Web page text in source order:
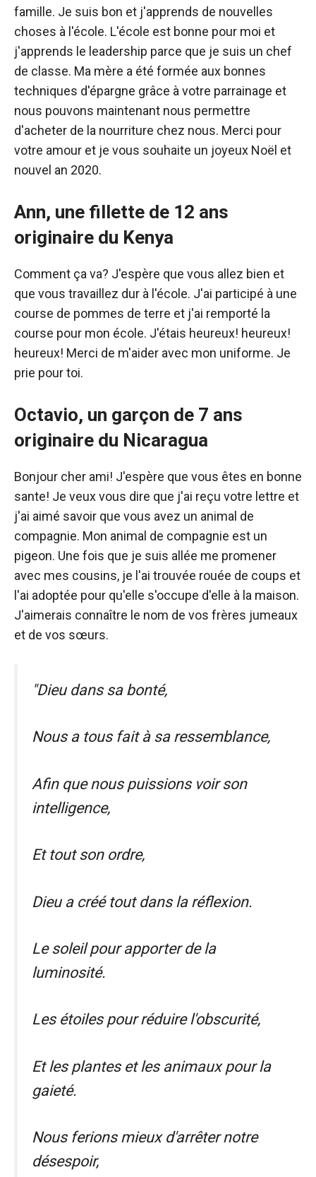
famille. Je suis bon et j'apprends de nouvelles
choses à l'école. L'école est bonne pour moi et
j'apprends le leadership parce que je suis un chef
de classe. Ma mère a été formée aux bonnes
techniques d'épargne grâce à votre parrainage et
nous pouvons maintenant nous permettre
d'acheter de la nourriture chez nous. Merci pour
votre amour et je vous souhaite un joyeux Noël et
nouvel an 2020.
Ann, une fillette de 12 ans
originaire du Kenya
Comment ça va? J'espère que vous allez bien et
que vous travaillez dur à l'école. J'ai participé à une
course de pommes de terre et j'ai remporté la
course pour mon école. J'étais heureux! heureux!
heureux! Merci de m'aider avec mon uniforme. Je
prie pour toi.
Octavio, un garçon de 7 ans
originaire du Nicaragua
Bonjour cher ami! J'espère que vous êtes en bonne
sante! Je veux vous dire que j'ai reçu votre lettre et
j'ai aimé savoir que vous avez un animal de
compagnie. Mon animal de compagnie est un
pigeon. Une fois que je suis allée me promener
avec mes cousins, je l'ai trouvée rouée de coups et
l'ai adoptée pour qu'elle s'occupe d'elle à la maison.
J'aimerais connaître le nom de vos frères jumeaux
et de vos sœurs.
"Dieu dans sa bonté,
Nous a tous fait à sa ressemblance,
Afin que nous puissions voir son
intelligence,
Et tout son ordre,
Dieu a créé tout dans la réflexion.
Le soleil pour apporter de la
luminosité.
Les étoiles pour réduire l'obscurité,
Et les plantes et les animaux pour la
gaieté.
Nous ferions mieux d'arrêter notre
désespoir,